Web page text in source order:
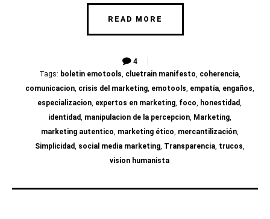
READ MORE
4
Tags: boletin emotools cluetrain manifesto coherencia,
comunicacion, crisis del marketing, emotools empatía, engaños
especializacion expertos en marketing foco honestidad
identidad
manipulacion de la percepcion, Marketing,
marketing autentico marketing ético mercantilización,
Simplicidad
social media marketing, Transparencia, trucos
vision humanista